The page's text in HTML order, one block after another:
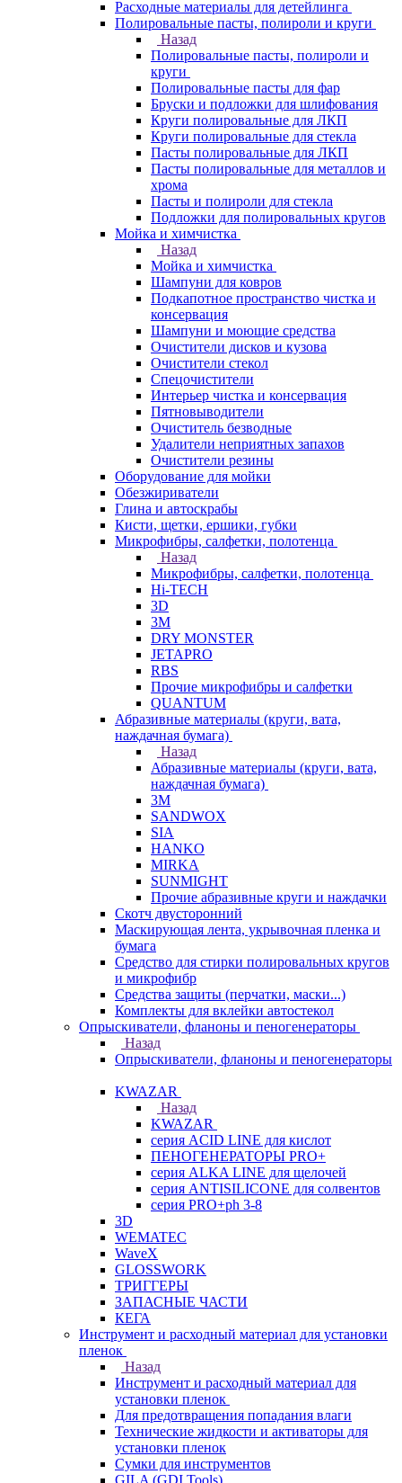
Расходные материалы для детейлинга
Полировальные пасты, полироли и круги
Назад
Полировальные пасты, полироли и
круги
Полировальные пасты для фар
Бруски и подложки для шлифования
Круги полировальные для ЛКП
Круги полировальные для стекла
Пасты полировальные для ЛКП
Пасты полировальные для металлов и
хрома
Пасты и полироли для стекла
Подложки для полировальных кругов
Мойка и химчистка
Назад
Мойка и химчистка
Шампуни для ковров
Подкапотное пространство чистка и
консервация
Шампуни и моющие средства
Очистители дисков и кузова
Очистители стекол
Спецочистители
Интерьер чистка и консервация
Пятновыводители
Очиститель безводные
Удалители неприятных запахов
Очистители резины
Оборудование для мойки
Обезжириватели
Глина и автоскрабы
Кисти, щетки, ершики, губки
Микрофибры, салфетки, полотенца
Назад
Микрофибры, салфетки, полотенца
Hi-TECH
3D
3М
DRY MONSTER
JETAPRO
RBS
Прочие микрофибры и салфетки
QUANTUM
Абразивные материалы (круги, вата,
наждачная бумага)
Назад
Абразивные материалы (круги, вата,
наждачная бумага)
3М
SANDWOX
SIA
HANKO
MIRKA
SUNMIGHT
Прочие абразивные круги и наждачки
Скотч двусторонний
Маскирующая лента, укрывочная пленка и
бумага
Средство для стирки полировальных кругов
и микрофибр
Средства защиты (перчатки, маски...)
Комплекты для вклейки автостекол
Опрыскиватели, фланоны и пеногенераторы
Назад
Опрыскиватели, фланоны и пеногенераторы
KWAZAR
Назад
KWAZAR
серия ACID LINE для кислот
ПЕНОГЕНЕРАТОРЫ PRO+
серия ALKA LINE для щелочей
серия ANTISILICONE для солвентов
серия PRO+ph 3-8
3D
WEMATEC
WaveX
GLOSSWORK
ТРИГГЕРЫ
ЗАПАСНЫЕ ЧАСТИ
КЕГА
Инструмент и расходный материал для установки
пленок
Назад
Инструмент и расходный материал для
установки пленок
Для предотвращения попадания влаги
Технические жидкости и активаторы для
установки пленок
Сумки для инструментов
GILA (GDI Tools)